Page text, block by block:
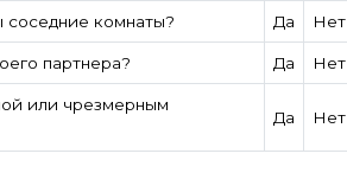
соседние комнаты? Да Нет
партнера? Да Нет
или чрезмерным
Да Нет